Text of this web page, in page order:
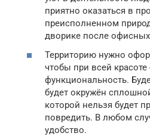
приятно оказаться в
преисполненном
дворике после
Территорию нужно
чтобы при всей красоте
функциональность.
будет окружён
которой нельзя будет
повредить. В любом
удобство.